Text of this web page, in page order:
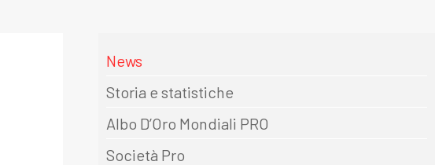
News
Storia e statistiche
Albo D’Oro Mondiali PRO
Società Pro